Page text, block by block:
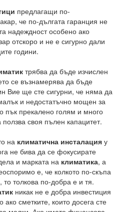
предлагащи по-
че по-дългата гаранция не
надеждност особено ако
отскоро и не е сигурно дали
години.
трябва да бъде изчислен
се възнамерява да бъде
Вие ще сте сигурни, че няма да
и недостатъчно мощен за
пък прекалено голям и много
своя пълен капацитет.
на климатична инсталация у
не бива да се фокусирате
и марката на климатика, а
е, че колкото по-скъпа
, то толкова по-добра е и тя.
никак не е добра инвестиция
сметките, които досега сте